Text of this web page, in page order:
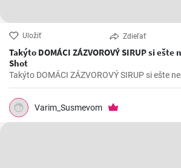
Uložiť Zdieľať
Takýto DOMÁCI ZÁZVOROVÝ SIRUP si ešte nemal!
Shot
Varim_Susmevom